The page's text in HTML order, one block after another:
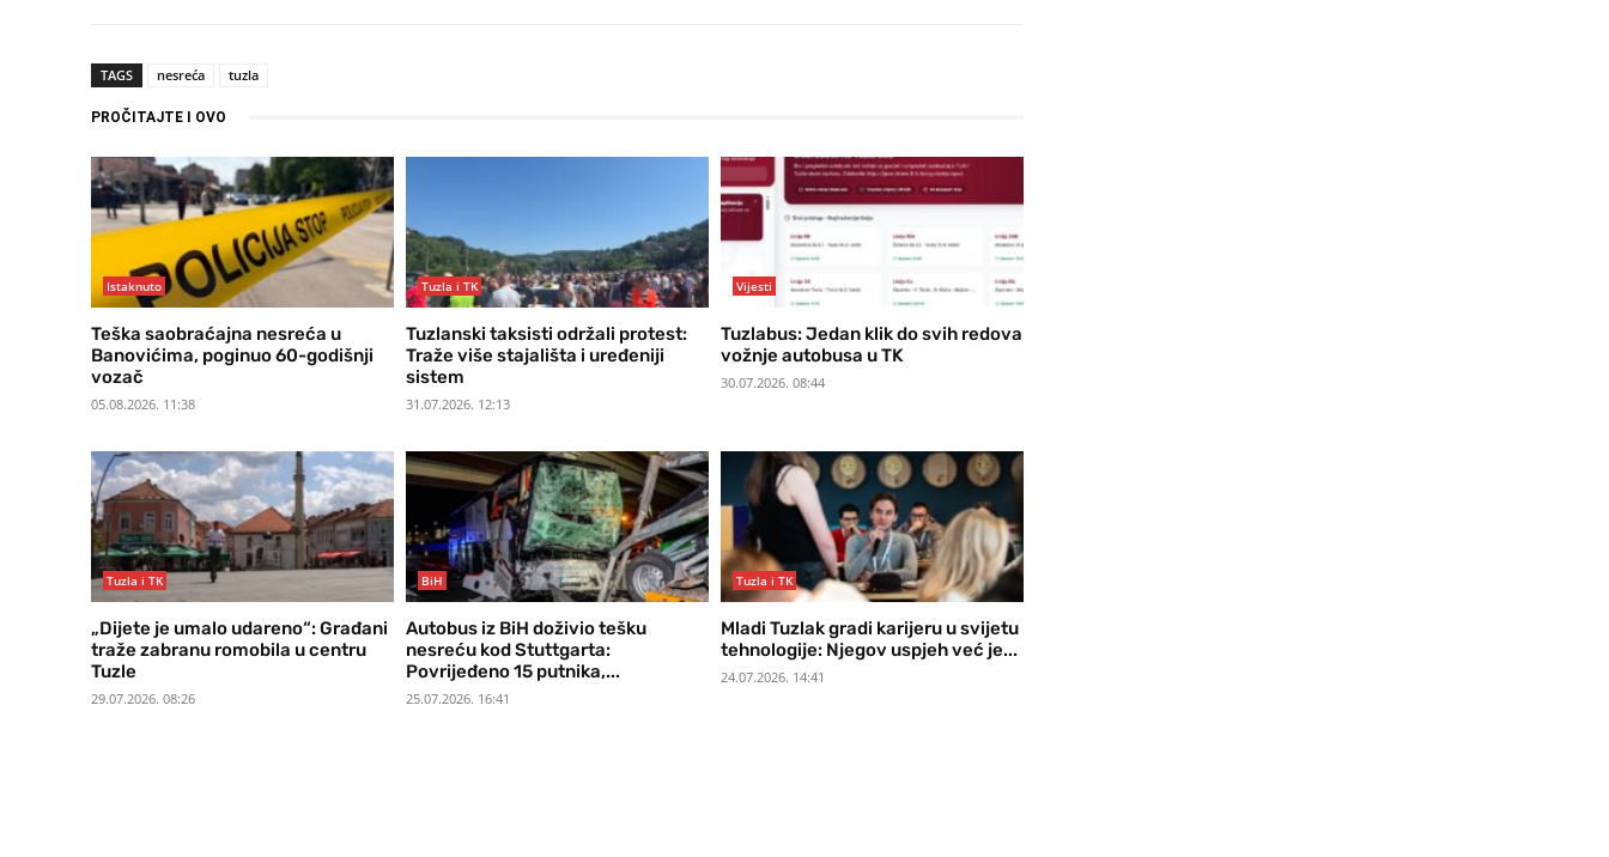
TAGS nesreća tuzla
PROČITAJTE I OVO
Istaknuto
Teška saobraćajna nesreća u
Banovićima, poginuo 60-godišnji
vozač
05.08.2026. 11:38
Tuzla i TK
Tuzlanski taksisti održali protest:
Traže više stajališta i uređeniji
sistem
31.07.2026. 12:13
Vijesti
Tuzlabus: Jedan klik do svih redova
vožnje autobusa u TK
30.07.2026. 08:44
Tuzla i TK
„Dijete je umalo udareno“: Građani
traže zabranu romobila u centru
Tuzle
29.07.2026. 08:26
BiH
Autobus iz BiH doživio tešku
nesreću kod Stuttgarta:
Povrijeđeno 15 putnika,...
25.07.2026. 16:41
Tuzla i TK
Mladi Tuzlak gradi karijeru u svijetu
tehnologije: Njegov uspjeh već je...
24.07.2026. 14:41